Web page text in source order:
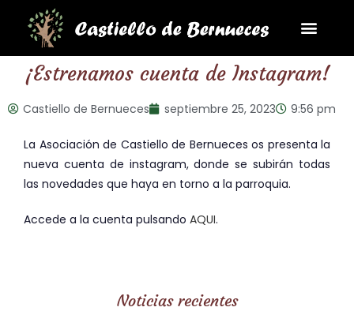
¡Estrenamos cuenta de Instagram!
Castiello de Bernueces septiembre 25, 2023 9:56 pm
La Asociación de Castiello de Bernueces os presenta la
nueva cuenta de instagram, donde se subirán todas
las novedades que haya en torno a la parroquia.
Accede a la cuenta pulsando AQUI.
Noticias recientes